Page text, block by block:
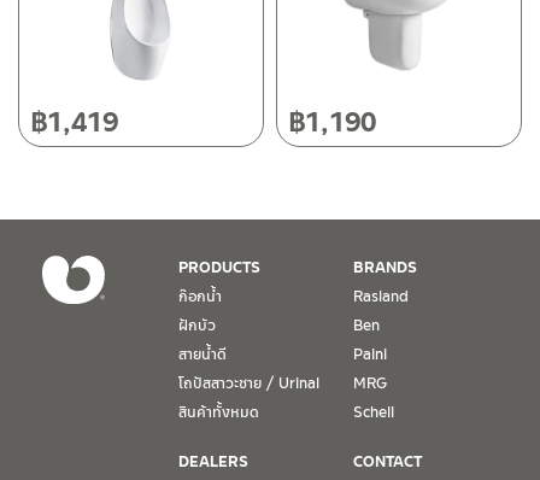
โทร: 080-075-2626
วันและเวลาทำการ
วันจันทร์ – วันศุกร์ เวลา 8:30-17:30 น.
วันเสาร์ เวลา 8:30-15:00 น.
1. การรับประกัน จะต้องมีหลักฐานการซื้อ หรือ ใบเสร็จ โดยทางบริษัทฯ
ขอตรวจสอบโดยนับวันซื้อขายเป็นสำคัญ ทางบริษัทฯ ไม่สามารถให้
เงื่อนไขการรับประกันสินค้าได้ หากไม่มีเอกสารดังกล่าว
2. การรับประกันสินค้า จะรับประกันฉพาะสินค้าที่อยู่ในสภาพการใช้งาน
ปกติ หากมีตำหนิ ชำรุด ร้าว ตกพื้น หรือสภาพภายนอกอยู่ในสภาพที่ใช้
฿1,419 ฿1,190
PRODUCTS
ก๊อกน้ำ
ฝักบัว
สายน้ำดี
โถปัสสาวะชาย / Urinal
สินค้าทั้งหมด
BRANDS
Rasland
Ben
Paini
MRG
Schell
DEALERS
CONTACT